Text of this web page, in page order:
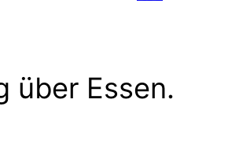
über Essen.